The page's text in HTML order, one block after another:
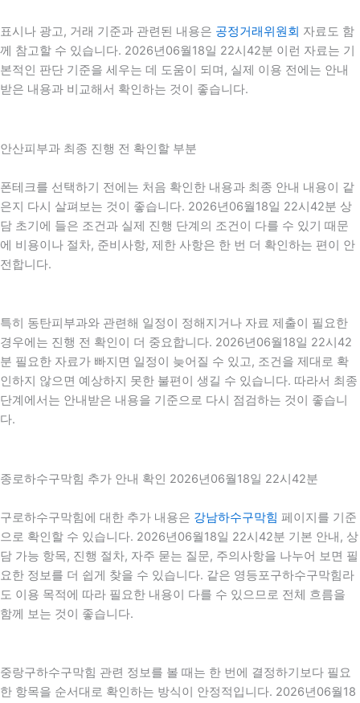
표시나 광고, 거래 기준과 관련된 내용은 공정거래위원회 자료도 함
께 참고할 수 있습니다. 2026년06월18일 22시42분 이런 자료는 기
본적인 판단 기준을 세우는 데 도움이 되며, 실제 이용 전에는 안내
받은 내용과 비교해서 확인하는 것이 좋습니다.
안산피부과 최종 진행 전 확인할 부분
폰테크를 선택하기 전에는 처음 확인한 내용과 최종 안내 내용이 같
은지 다시 살펴보는 것이 좋습니다. 2026년06월18일 22시42분 상
담 초기에 들은 조건과 실제 진행 단계의 조건이 다를 수 있기 때문
에 비용이나 절차, 준비사항, 제한 사항은 한 번 더 확인하는 편이 안
전합니다.
특히 동탄피부과와 관련해 일정이 정해지거나 자료 제출이 필요한
경우에는 진행 전 확인이 더 중요합니다. 2026년06월18일 22시42
분 필요한 자료가 빠지면 일정이 늦어질 수 있고, 조건을 제대로 확
인하지 않으면 예상하지 못한 불편이 생길 수 있습니다. 따라서 최종
단계에서는 안내받은 내용을 기준으로 다시 점검하는 것이 좋습니
다.
종로하수구막힘 추가 안내 확인 2026년06월18일 22시42분
구로하수구막힘에 대한 추가 내용은 강남하수구막힘 페이지를 기준
으로 확인할 수 있습니다. 2026년06월18일 22시42분 기본 안내, 상
담 가능 항목, 진행 절차, 자주 묻는 질문, 주의사항을 나누어 보면 필
요한 정보를 더 쉽게 찾을 수 있습니다. 같은 영등포구하수구막힘라
도 이용 목적에 따라 필요한 내용이 다를 수 있으므로 전체 흐름을
함께 보는 것이 좋습니다.
중랑구하수구막힘 관련 정보를 볼 때는 한 번에 결정하기보다 필요
한 항목을 순서대로 확인하는 방식이 안정적입니다. 2026년06월18